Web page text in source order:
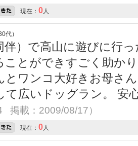
現在： 0人
代）
伴）で高山に遊びに行
ことができすごく助か
とワンコ大好きお母さ
て広いドッグラン。 安
掲載：2009/08/17）
現在： 0人